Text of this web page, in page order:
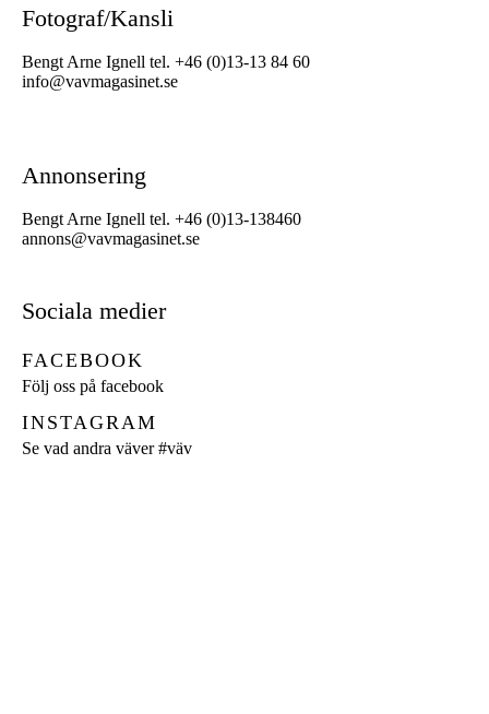
Fotograf/Kansli
Bengt Arne Ignell tel. +46 (0)13-13 84 60
info@vavmagasinet.se
Annonsering
Bengt Arne Ignell tel. +46 (0)13-138460
annons@vavmagasinet.se
Sociala medier
FACEBOOK
Följ oss på facebook
INSTAGRAM
Se vad andra väver#väv